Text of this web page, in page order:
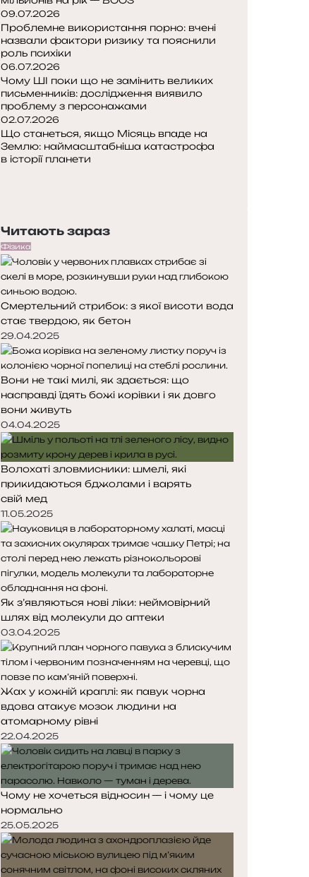
09.07.2026
Проблемне використання порно: вчені
назвали фактори ризику та пояснили
роль психіки
06.07.2026
Чому ШІ поки що не замінить великих
письменників: дослідження виявило
проблему з персонажами
02.07.2026
Що станеться, якщо Місяць впаде на
Землю: наймасштабніша катастрофа
в історії планети
р
е
д
н
я
с
т
о
р
і
н
к
а
т
у
п
н
а
с
т
о
р
і
н
к
а
Читають зараз
Фізика
Смертельний стрибок: з якої висоти вода
стає твердою, як бетон
29.04.2025
Вони не такі милі, як здається: що
насправді їдять божі корівки і як довго
вони живуть
04.04.2025
Волохаті зловмисники: шмелі, які
прикидаються бджолами і варять
свій мед
11.05.2025
Як з’являються нові ліки: неймовірний
шлях від молекули до аптеки
03.04.2025
Жах у кожній краплі: як павук чорна
вдова атакує мозок людини на
атомарному рівні
22.04.2025
Чому не хочеться відносин — і чому це
нормально
25.05.2025